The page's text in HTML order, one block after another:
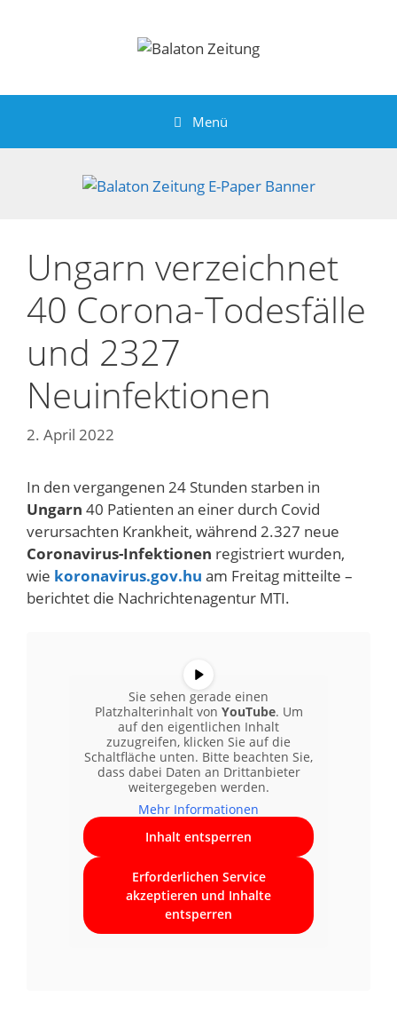
Menü
Ungarn verzeichnet
40 Corona-Todesfälle
und 2327
Neuinfektionen
2. April 2022
In den vergangenen 24 Stunden starben in
Ungarn 40 Patienten an einer durch Covid
verursachten Krankheit, während 2.327 neue
Coronavirus-Infektionen registriert wurden,
wie koronavirus.gov.hu am Freitag mitteilte –
berichtet die Nachrichtenagentur MTI.
Sie sehen gerade einen
Platzhalterinhalt von YouTube. Um
auf den eigentlichen Inhalt
zuzugreifen, klicken Sie auf die
Schaltfläche unten. Bitte beachten Sie,
dass dabei Daten an Drittanbieter
weitergegeben werden.
Mehr Informationen
Inhalt entsperren
Erforderlichen Service
akzeptieren und Inhalte
entsperren